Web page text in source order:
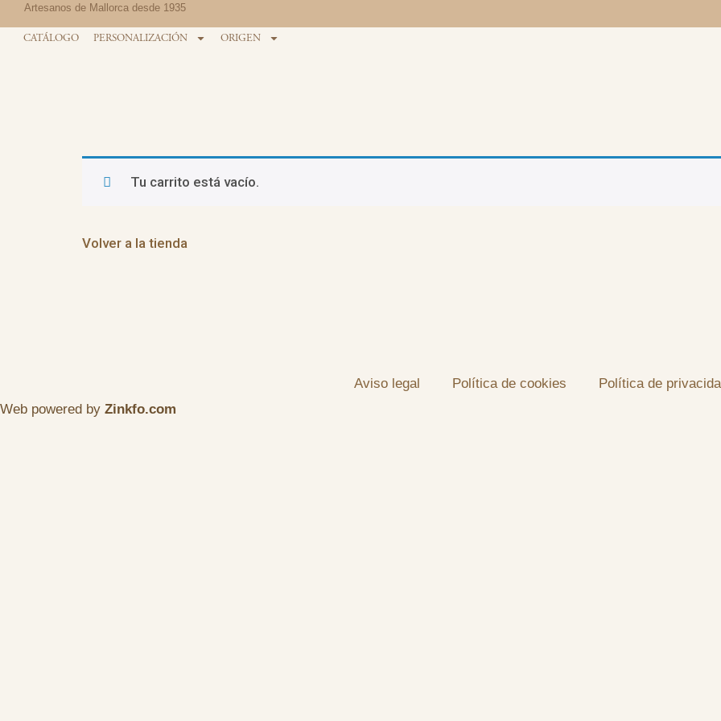
Artesanos de Mallorca desde 1935
CATÁLOGO PERSONALIZACIÓN ORIGEN
Tu carrito está vacío.
Volver a la tienda
Aviso legal Política de cookies
Política de
Web powered by Zinkfo.com